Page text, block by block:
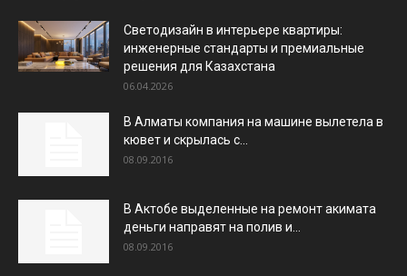
Светодизайн в интерьере квартиры:
инженерные стандарты и премиальные
решения для Казахстана
06.04.2026
В Алматы компания на машине вылетела в
кювет и скрылась с...
08.09.2016
В Актобе выделенные на ремонт акимата
деньги направят на полив и...
08.09.2016